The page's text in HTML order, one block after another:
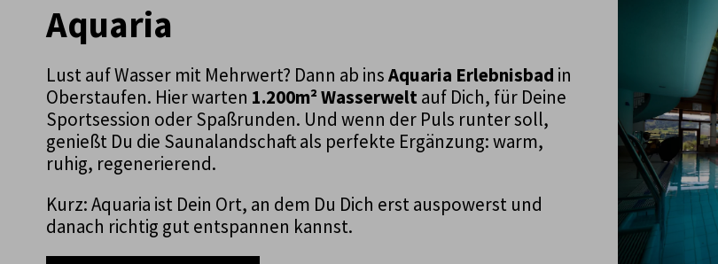
Aquaria
Lust auf Wasser mit Mehrwert? Dann ab insAquaria Erlebnisbad in
Oberstaufen. Hier warten 1.200m² Wasserweltauf Dich, für Deine
Sportsession oder Spaßrunden. Und wenn der Puls runter soll,
genießt Du die Saunalandschaft als perfekte Ergänzung: warm,
ruhig, regenerierend.
Kurz: Aquaria ist Dein Ort, an dem Du Dich erst auspowerst und
danach richtig gut entspannen kannst.